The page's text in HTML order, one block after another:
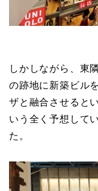
しかしながら、東
の跡地に新築ビル
ザと融合させると
いう全く予想して
た。